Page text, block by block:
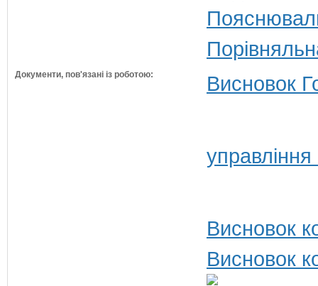
Документи, пов'язані із роботою: Висновок
Висновок
Висновок